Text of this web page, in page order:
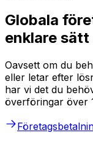
Globala
enklare sätt
Oavsett om du
eller letar efter
har vi det du
överföringar över